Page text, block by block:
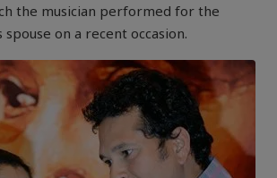
the musician performed for the
on a recent occasion.